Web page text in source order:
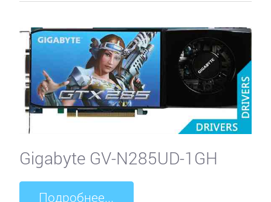
Gigabyte GV-N285UD-1GH
Подробнее...